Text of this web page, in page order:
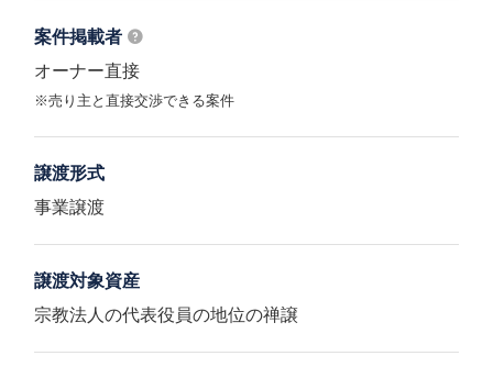
案件掲載者
オーナー直接
※売り主と直接交渉できる案件
譲渡形式
事業譲渡
譲渡対象資産
宗教法人の代表役員の地位の禅譲